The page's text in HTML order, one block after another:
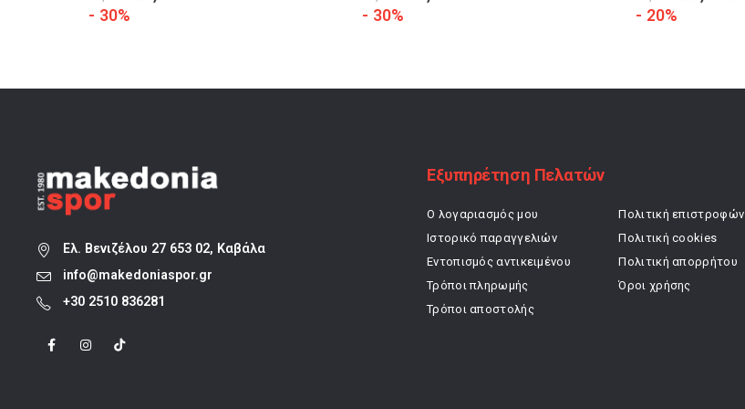
- 30% - 30% - 20%
Ελ. Βενιζέλου 27 653 02, Καβάλα
info@makedoniaspor.gr
+30 2510 836281
Εξυπηρέτηση Πελατών
Ο λογαριασμός μου
Ιστορικό παραγγελιών
Εντοπισμός αντικειμένου
Τρόποι πληρωμής
Τρόποι αποστολής
Πολιτική επιστροφών
Πολιτική cookies
Πολιτική απορρήτου
Όροι χρήσης